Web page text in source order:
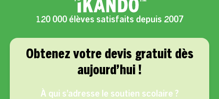
120 000 élèves satisfaits depuis 2007
Obtenez votre devis gratuit dès
aujourd’hui !
À qui s’adresse le soutien scolaire ?